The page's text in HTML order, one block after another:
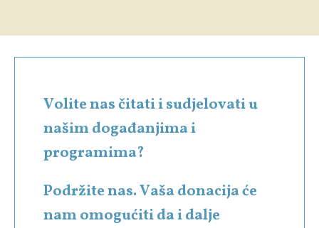
Volite nas čitati i sudjelovati u
našim događanjima i
programima?
Podržite nas. Vaša donacija će
nam omogućiti da i dalje